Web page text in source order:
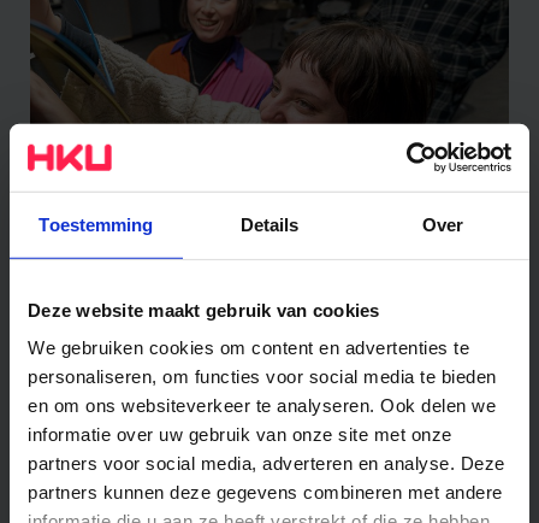
Toestemming Details Over
Deze website maakt gebruik van cookies
We gebruiken cookies om content en advertenties te
personaliseren, om functies voor social media te bieden
en om ons websiteverkeer te analyseren. Ook delen we
informatie over uw gebruik van onze site met onze
partners voor social media, adverteren en analyse. Deze
partners kunnen deze gegevens combineren met andere
Sound Design